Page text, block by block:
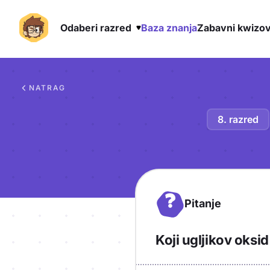
Odaberi razred Baza znanjaZabavni
NATRAG
8. razred
? Pitanje
Koji ugljikov